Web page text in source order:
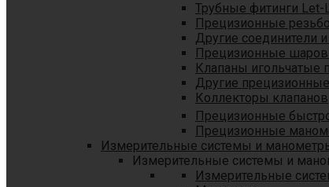
Трубные фитинги Let-
Прецизионные
Другие соединители
Прецизионные
Клапаны игольчатые
Другие
Коллекторы клапанов
Прецизионные
Прецизионные
Измерительные системы и
Измерительные системы и
Измерительные